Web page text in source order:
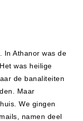
In Athanor was de
was heilige
de banaliteiten
Maar
We gingen
namen deel